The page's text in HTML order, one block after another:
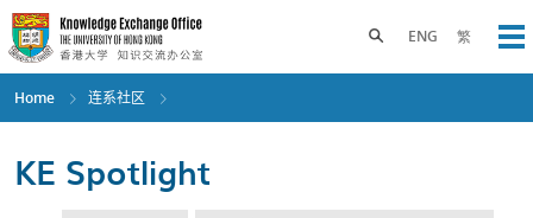
Skip
to
main
content
ENG 繁
Toggle search panel
Home 连系社区
KE Spotlight